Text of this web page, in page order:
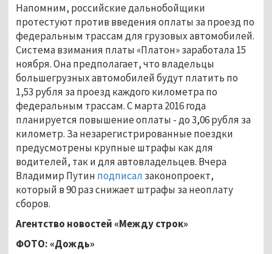
Напомним, российские дальнобойщики
протестуют против введения оплаты за проезд по
федеральным трассам для грузовых автомобилей.
Система взимания платы «Платон» заработала 15
ноября. Она предполагает, что владельцы
большегрузных автомобилей будут платить по
1,53 рубля за проезд каждого километра по
федеральным трассам. С марта 2016 года
планируется повышение оплаты - до 3,06 рубля за
километр. За незарегистрированные поездки
предусмотрены крупные штрафы как для
водителей, так и для автовладельцев. Вчера
Владимир Путин подписал законопроект,
который в 90 раз снижает штрафы за неоплату
сборов.
Агентство новостей «Между строк»
ФОТО: «Дождь»